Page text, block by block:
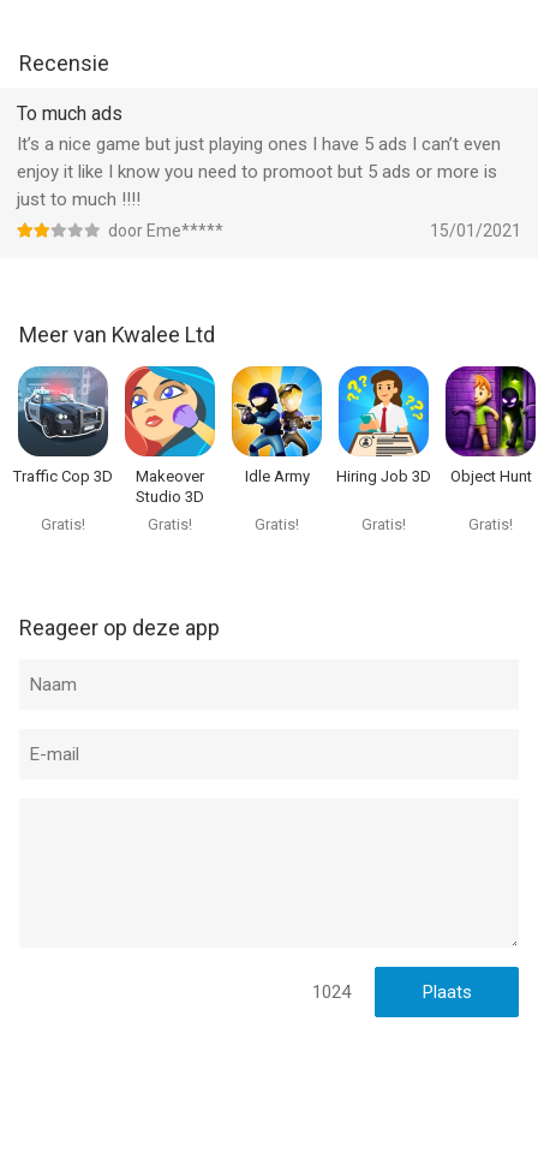
Recensie
To much ads
It’s a nice game but just playing ones I have 5 ads I can’t even
enjoy it like I know you need to promoot but 5 ads or more is
just to much ‼️‼️
door Eme***** 15/01/2021
Meer van Kwalee Ltd
Traffic Cop 3D
Gratis!
Makeover
Studio 3D
Gratis!
Idle Army
Gratis!
Hiring Job 3D
Gratis!
Object Hunt
Gratis!
Reageer op deze app
1024